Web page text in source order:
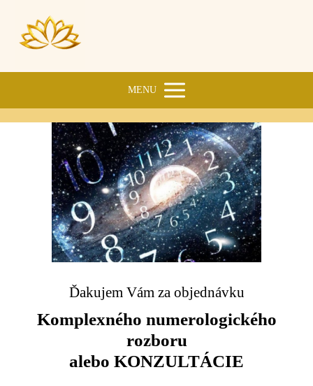
MENU
Ďakujem Vám za objednávku
Komplexného numerologického
rozboru
alebo KONZULTÁCIE